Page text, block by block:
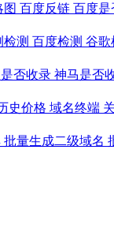
图 百度反链 百度
检测 百度检测 谷
否收录 神马是否
史价格 域名终端
批量生成二级域名